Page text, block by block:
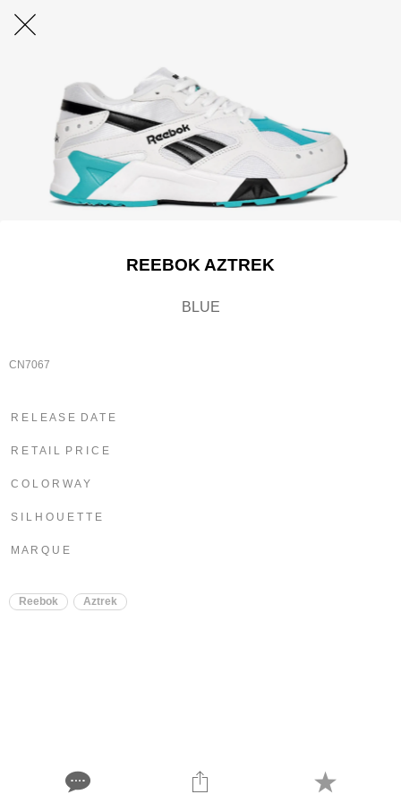
REEBOK AZTREK
BLUE
CN7067
R E L E A S E D A T E
R E T A I L P R I C E
C O L O R W A Y
S I L H O U E T T E
M A R Q U E
Reebok Aztrek